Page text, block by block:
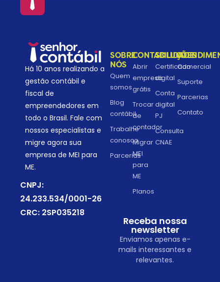
Há 10 anos realizando a
gestão contábil e
fiscal de
empreendedores em
todo o Brasil. Fale com
nossos especialistas e
migre agora sua
empresa de MEI para
ME.
CNPJ:
24.233.534/0001-26
CRC: 2SP035218
SOBRE
NÓS
Quem
somos
Blog
contábil
Trabalhe
conosco
Parcerias
CONTABILIDADE
Abrir
empresa
grátis
Trocar
de
contador
Migrar
MEI
para
ME
Planos
SOLUÇÕES
Certificado
digital
Conta
digital
PJ
Consulta
CNAE
Comercial
Suporte
Parcerias
Contato
Receba nossa
newsletter
Enviamos apenas e-
mails interessantes e
relevantes.